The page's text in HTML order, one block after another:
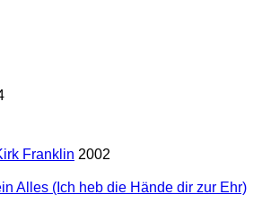
Franklin 2002
Alles (Ich heb die Hände dir zur Ehr)